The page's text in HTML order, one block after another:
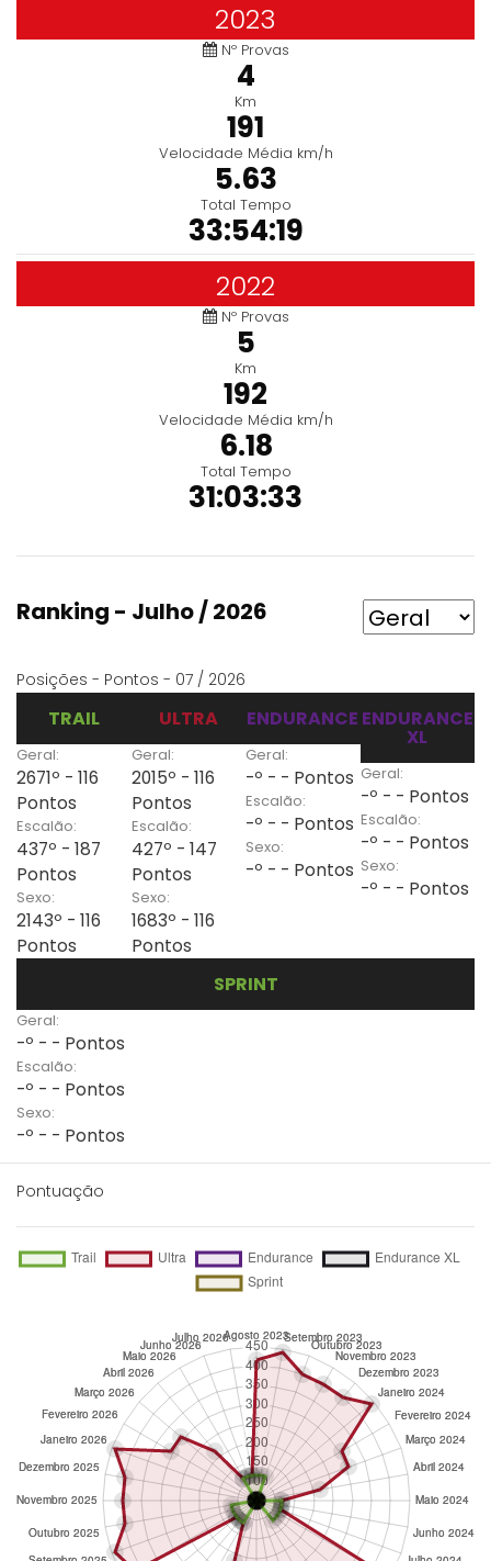
2023
Nº Provas
4
Km
191
Velocidade Média km/h
5.63
Total Tempo
33:54:19
2022
Nº Provas
5
Km
192
Velocidade Média km/h
6.18
Total Tempo
31:03:33
Ranking - Julho / 2026
Posições - Pontos - 07 / 2026
TRAIL
Geral:
2671º - 116
Pontos
Escalão:
437º - 187
Pontos
Sexo:
2143º - 116
Pontos
ULTRA
Geral:
2015º - 116
Pontos
Escalão:
427º - 147
Pontos
Sexo:
1683º - 116
Pontos
ENDURANCE
Geral:
-º - - Pontos
Escalão:
-º - - Pontos
Sexo:
-º - - Pontos
ENDURANCE
XL
Geral:
-º - - Pontos
Escalão:
-º - - Pontos
Sexo:
-º - - Pontos
SPRINT
Geral:
-º - - Pontos
Escalão:
-º - - Pontos
Sexo:
-º - - Pontos
Pontuação